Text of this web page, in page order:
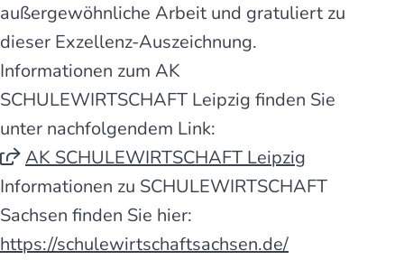
außergewöhnliche Arbeit und gratuliert zu
dieser Exzellenz-Auszeichnung.
Informationen zum AK
SCHULEWIRTSCHAFT Leipzig finden Sie
unter nachfolgendem Link:
AK SCHULEWIRTSCHAFT Leipzig
Informationen zu SCHULEWIRTSCHAFT
Sachsen finden Sie hier:
https://schulewirtschaftsachsen.de/